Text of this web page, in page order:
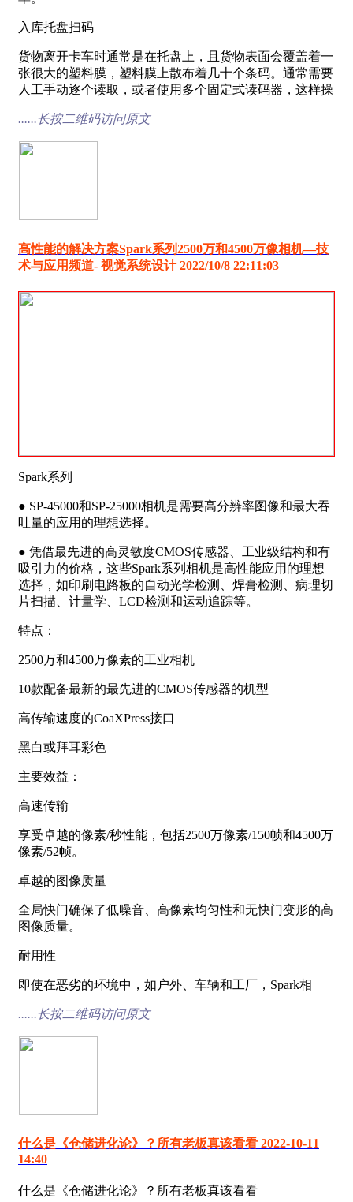
入库托盘扫码
货物离开卡车时通常是在托盘上，且货物表面会覆盖着一
张很大的塑料膜，塑料膜上散布着几十个条码。通常需要
人工手动逐个读取，或者使用多个固定式读码器，这样操
......长按二维码访问原文
高性能的解决方案Spark系列2500万和4500万像相机―技
术与应用频道- 视觉系统设计 2022/10/8 22:11:03
Spark系列
● SP-45000和SP-25000相机是需要高分辨率图像和最大吞
吐量的应用的理想选择。
● 凭借最先进的高灵敏度CMOS传感器、工业级结构和有
吸引力的价格，这些Spark系列相机是高性能应用的理想
选择，如印刷电路板的自动光学检测、焊膏检测、病理切
片扫描、计量学、LCD检测和运动追踪等。
特点：
2500万和4500万像素的工业相机
10款配备最新的最先进的CMOS传感器的机型
高传输速度的CoaXPress接口
黑白或拜耳彩色
主要效益：
高速传输
享受卓越的像素/秒性能，包括2500万像素/150帧和4500万
像素/52帧。
卓越的图像质量
全局快门确保了低噪音、高像素均匀性和无快门变形的高
图像质量。
耐用性
即使在恶劣的环境中，如户外、车辆和工厂，Spark相
......长按二维码访问原文
什么是《仓储进化论》？所有老板真该看看 2022-10-11
14:40
什么是《仓储进化论》？所有老板真该看看